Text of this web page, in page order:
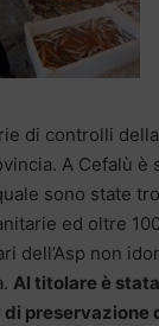
di controlli
A Cefalù è
sono state
ed oltre
dell’Asp non
Al titolare è
preservazione